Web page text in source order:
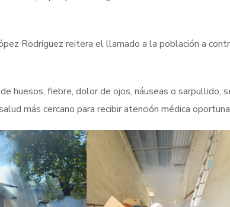
Rodríguez reitera el llamado a la población a
huesos, fiebre, dolor de ojos, náuseas o sarpullido,
más cercano para recibir atención médica